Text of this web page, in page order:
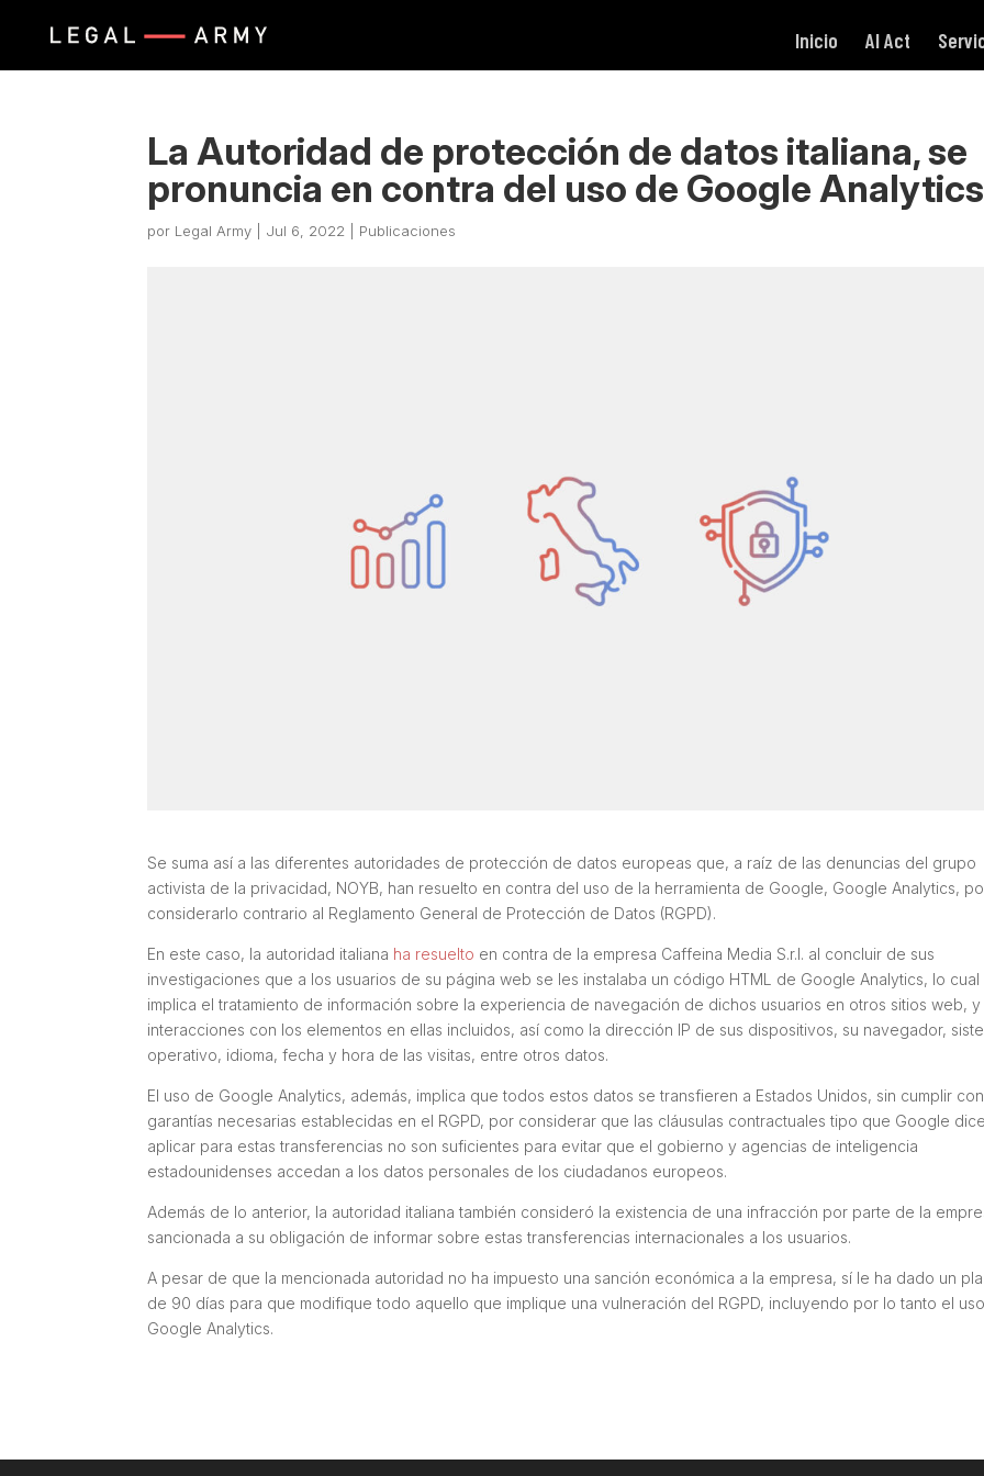
Inicio AI Act
La Autoridad de protección de datos italiana, se
pronuncia en contra del uso de Google Analytics
por Legal Army Jul 6, 2022 Publicaciones
Se suma así a las diferentes autoridades de protección de datos europeas que, a raíz de las denuncias del grupo
activista de la privacidad, NOYB, han resuelto en contra del uso de la herramienta de Google, Google Analytics,
considerarlo contrario al Reglamento General de Protección de Datos (RGPD).
En este caso, la autoridad italiana ha resuelto en contra de la empresa Caffeina Media S.r.l. al concluir de sus
investigaciones que a los usuarios de su página web se les instalaba un código HTML de Google Analytics, lo cual
implica el tratamiento de información sobre la experiencia de navegación de dichos usuarios en otros sitios web, y
interacciones con los elementos en ellas incluidos, así como la dirección IP de sus dispositivos, su navegador,
operativo, idioma, fecha y hora de las visitas, entre otros datos.
El uso de Google Analytics, además, implica que todos estos datos se transfieren a Estados Unidos, sin cumplir
garantías necesarias establecidas en el RGPD, por considerar que las cláusulas contractuales tipo que Google
aplicar para estas transferencias no son suficientes para evitar que el gobierno y agencias de inteligencia
estadounidenses accedan a los datos personales de los ciudadanos europeos.
Además de lo anterior, la autoridad italiana también consideró la existencia de una infracción por parte de la
sancionada a su obligación de informar sobre estas transferencias internacionales a los usuarios.
A pesar de que la mencionada autoridad no ha impuesto una sanción económica a la empresa, sí le ha dado un
de 90 días para que modifique todo aquello que implique una vulneración del RGPD, incluyendo por lo tanto el
Google Analytics.